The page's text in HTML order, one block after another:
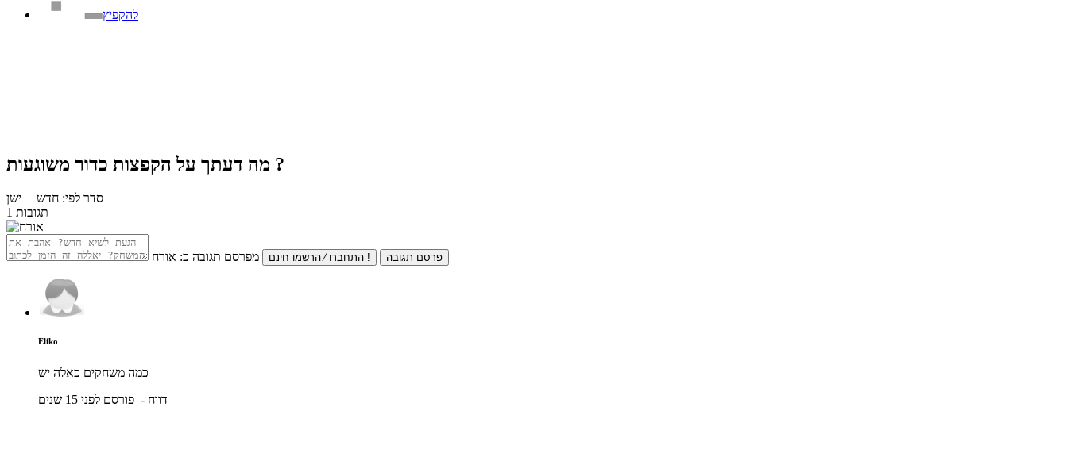
להקפיץ
מה דעתך על הקפצות כדור משוגעות ?
סדר לפי: חדש | ישן
1 תגובות
מפרסם תגובה כ: אורח התחברו ⁄ הרשמו חינם ! פרסם תגובה
Eliko
כמה משחקים כאלה יש
דווח - פורסם לפני 15 שנים